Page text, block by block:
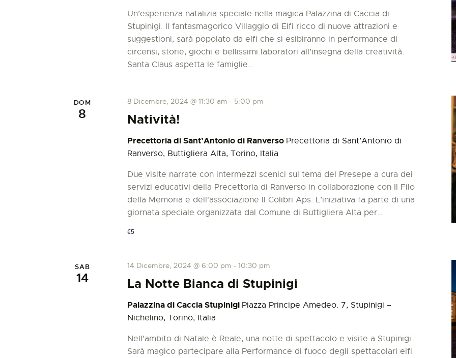
z
Un’esperienza natalizia speciale nella magica Palazzina di Caccia di
Stupinigi. Il fantasmagorico Villaggio di Elfi ricco di nuove attrazioni e
suggestioni, sarà popolato da elfi che si esibiranno in performance di
circensi, storie, giochi e bellissimi laboratori all’insegna della creatività.
Santa Claus aspetta le famiglie…
DOM
8 Natività!
8 Dicembre, 2024 @ 11:30 am - 5:00 pm
Precettoria di Sant’Antonio di Ranverso Precettoria di Sant’Antonio di
Ranverso, Buttigliera Alta, Torino, Italia
Due visite narrate con intermezzi scenici sul tema del Presepe a cura dei
servizi educativi della Precettoria di Ranverso in collaborazione con Il Filo
della Memoria e dell'associazione Il Colibri Aps. L’iniziativa fa parte di una
giornata speciale organizzata dal Comune di Buttigliera Alta per…
€5
SAB
14 La Notte Bianca di Stupinigi
14 Dicembre, 2024 @ 6:00 pm - 10:30 pm
Palazzina di Caccia Stupinigi Piazza Principe Amedeo. 7, Stupinigi –
Nichelino, Torino, Italia
Nell'ambito di Natale è Reale, una notte di spettacolo e visite a Stupinigi.
Sarà magico partecipare alla Performance di fuoco degli spettacolari elfi